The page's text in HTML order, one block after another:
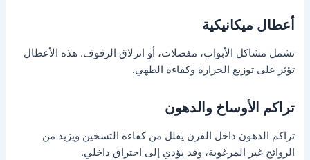
أعطال ميكانيكية
تشمل مشاكل الأبواب، مفصلات، أو انزلاق الرفوف. هذه الأعطال
تؤثر على توزيع الحرارة وكفاءة الطهي.
تراكم الأوساخ والدهون
تراكم الدهون داخل الفرن يقلل من كفاءة التسخين ويزيد من
الروائح غير المرغوبة، وقد يؤدي إلى احتراق داخلي.